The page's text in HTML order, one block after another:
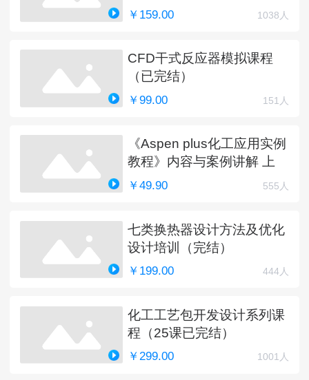
￥159.00 1038人
CFD干式反应器模拟课程
（已完结）
￥99.00 151人
《Aspen plus化工应用实例
教程》内容与案例讲解 上
￥49.90 555人
七类换热器设计方法及优化
设计培训（完结）
￥199.00 444人
化工工艺包开发设计系列课
程（25课已完结）
￥299.00 1001人